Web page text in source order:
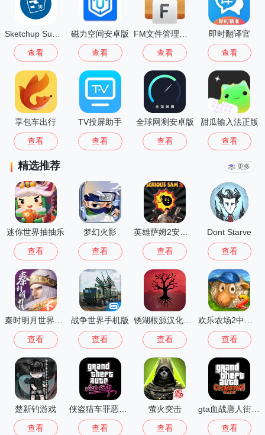
查看
磁力空间安卓版
查看 查看
即时翻译官
查看
享包车出行
查看
TV投屏助手
查看
全球网测安卓版
查看
甜瓜输入法正版
查看
精选推荐 更多
迷你世界抽抽乐
查看
梦幻火影
查看 查看
Dont Starve
查看
秦时明月世界测试服
查看
战争世界手机版
查看
锈湖根源汉化版 3.1.5
查看
欢乐农场2中文版
查看
楚新钓游戏
查看 查看
萤火突击
查看 查看